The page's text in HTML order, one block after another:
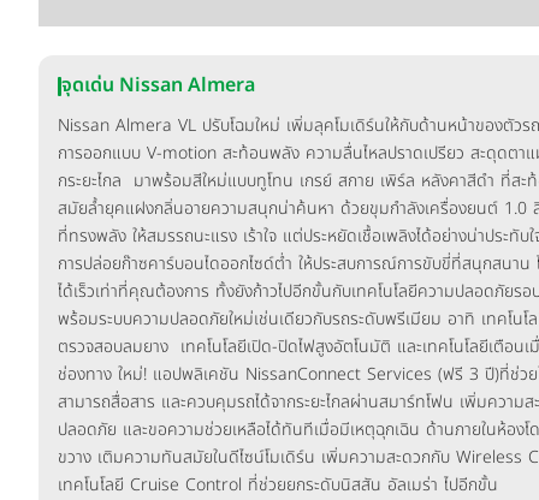
จุดเด่น Nissan Almera
Nissan Almera VL ปรับโฉมใหม่ เพิ่มลุคโมเดิร์นให้กับด้านหน้าของตัว
การออกแบบ V-motion สะท้อนพลัง ความลื่นไหลปราดเปรียว สะดุดตาแ
กระยะไกล มาพร้อมสีใหม่แบบทูโทน เกรย์ สกาย เพิร์ล หลังคาสีดำ ที่ส
สมัยล้ำยุคแฝงกลิ่นอายความสนุกน่าค้นหา ด้วยขุมกำลังเครื่องยนต์ 1.0
ที่ทรงพลัง ให้สมรรถนะแรง เร้าใจ แต่ประหยัดเชื้อเพลิงได้อย่างน่าประทับ
การปล่อยก๊าซคาร์บอนไดออกไซด์ต่ำ ให้ประสบการณ์การขับขี่ที่สนุกสนาน
ได้เร็วเท่าที่คุณต้องการ ทั้งยังก้าวไปอีกขั้นกับเทคโนโลยีความปลอดภัยร
พร้อมระบบความปลอดภัยใหม่เช่นเดียวกับรถระดับพรีเมียม อาทิ เทคโนโ
ตรวจสอบลมยาง เทคโนโลยีเปิด-ปิดไฟสูงอัตโนมัติ และเทคโนโลยีเตือน
ช่องทาง ใหม่! แอปพลิเคชัน NissanConnect Services (ฟรี 3 ปี)ที่ช่ว
สามารถสื่อสาร และควบคุมรถได้จากระยะไกลผ่านสมาร์ทโฟน เพิ่มความส
ปลอดภัย และขอความช่วยเหลือได้ทันทีเมื่อมีเหตุฉุกเฉิน ด้านภายในห้องโ
ขวาง เติมความทันสมัยในดีไซน์โมเดิร์น เพิ่มความสะดวกกับ Wireless
เทคโนโลยี Cruise Control ที่ช่วยยกระดับนิสสัน อัลเมร่า ไปอีกขั้น